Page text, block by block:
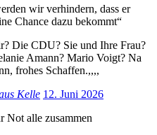
wir verhindern, dass er
Chance dazu bekommt“
Die CDU? Sie und Ihre Frau?
Amann? Mario Voigt? Na
frohes Schaffen.,,,,
Kelle 12. Juni 2026
Not alle zusammen